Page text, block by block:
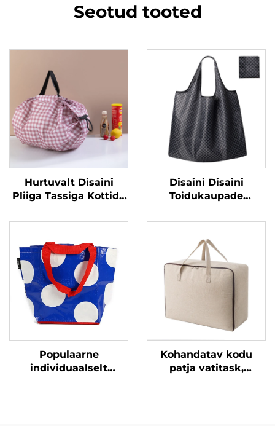
Seotud tooted
Hurtuvalt Disaini
Pliiga Tassiga Kottide
Plõksid Kottidest
Kottidest Kottidest
Disaini Disaini
Toidukaupade
Pliiga Polüesterist
Korduskasutusesse
Tootetabeli Kott
Logoga
Populaarne
individuaalselt
Kohandatav kodu
patja vatitask,